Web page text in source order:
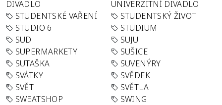
DIVADLO
UNIVERZITNÍ DIVADLO
STUDENTSKÉ VAŘENÍ
STUDENTSKÝ ŽIVOT
STUDIO 6
STUDIUM
SUD
SUJU
SUPERMARKETY
SUŠICE
SUTAŠKA
SUVENÝRY
SVÁTKY
SVĚDEK
SVĚT
SVĚTLA
SWEATSHOP
SWING